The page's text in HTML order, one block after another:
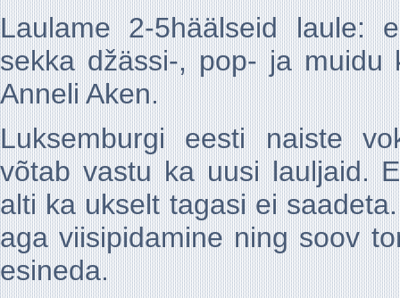
Laulame 2-5häälseid laule:
sekka džässi-, pop- ja muidu
Anneli Aken.
Luksemburgi eesti naiste
võtab vastu ka uusi lauljaid.
alti ka ukselt tagasi ei
aga viisipidamine ning soov
esineda.